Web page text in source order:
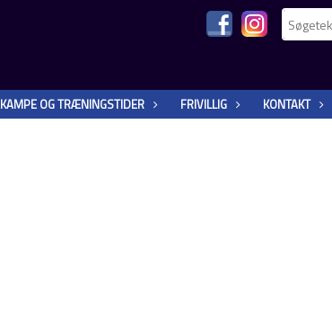
KAMPE OG TRÆNINGSTIDER FRIVILLIG KONTAKT